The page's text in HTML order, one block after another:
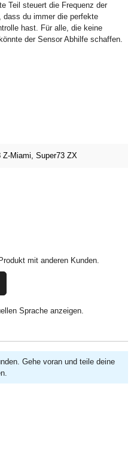
Teil steuert die Frequenz der
dass du immer die perfekte
hast. Für alle, die keine
der Sensor Abhilfe schaffen.
Z-Miami, Super73 ZX
von 5 Sternen
mit anderen Kunden.
Sprache anzeigen.
Gehe voran und teile deine